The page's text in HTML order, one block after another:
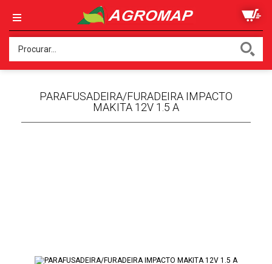
PARAFUSADEIRA/FURADEIRA IMPACTO
MAKITA 12V 1.5 A